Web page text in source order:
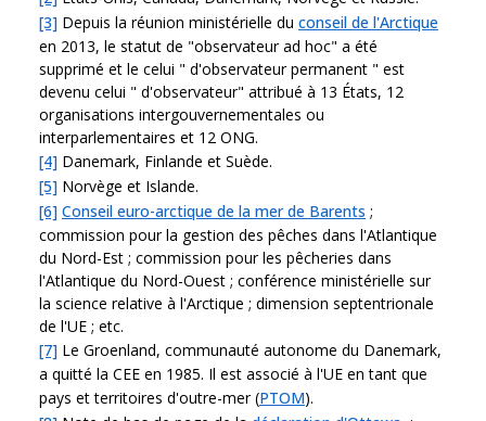
[3] Depuis la réunion ministérielle du conseil de l'Arctique
en 2013, le statut de "observateur ad hoc" a été
supprimé et le celui " d'observateur permanent " est
devenu celui " d'observateur" attribué à 13 États, 12
organisations intergouvernementales ou
interparlementaires et 12 ONG.
[4] Danemark, Finlande et Suède.
[5] Norvège et Islande.
[6] Conseil euro-arctique de la mer de Barents ;
commission pour la gestion des pêches dans l'Atlantique
du Nord-Est ; commission pour les pêcheries dans
l'Atlantique du Nord-Ouest ; conférence ministérielle sur
la science relative à l'Arctique ; dimension septentrionale
de l'UE ; etc.
[7] Le Groenland, communauté autonome du Danemark,
a quitté la CEE en 1985. Il est associé à l'UE en tant que
pays et territoires d'outre-mer (PTOM).